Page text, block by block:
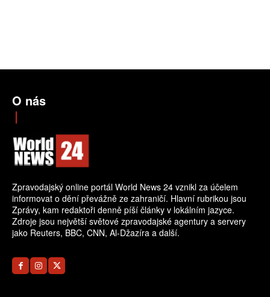
O nás
Zpravodajský online portál World News 24 vznikl za účelem
informovat o dění převážně ze zahraničí. Hlavní rubrikou jsou
Zprávy, kam redaktoři denně píší články v lokálním jazyce.
Zdroje jsou největší světové zpravodajské agentury a servery
jako Reuters, BBC, CNN, Al-Džazíra a další.